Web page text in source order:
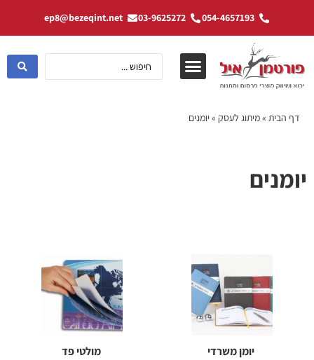
054-4657193
03-9625272
ep8@bezeqint.net
דף הבית »מיתוג לעסק »יומנים
יומנים
יומן משרדי מולטי פד